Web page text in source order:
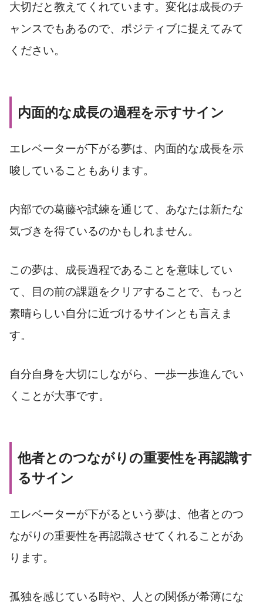
大切だと教えてくれています。変化は成長のチ
ャンスでもあるので、ポジティブに捉えてみて
ください。
内面的な成長の過程を示すサイン
エレベーターが下がる夢は、内面的な成長を示
唆していることもあります。
内部での葛藤や試練を通じて、あなたは新たな
気づきを得ているのかもしれません。
この夢は、成長過程であることを意味してい
て、目の前の課題をクリアすることで、もっと
素晴らしい自分に近づけるサインとも言えま
す。
自分自身を大切にしながら、一歩一歩進んでい
くことが大事です。
他者とのつながりの重要性を再認識す
るサイン
エレベーターが下がるという夢は、他者とのつ
ながりの重要性を再認識させてくれることがあ
ります。
孤独を感じている時や、人との関係が希薄にな